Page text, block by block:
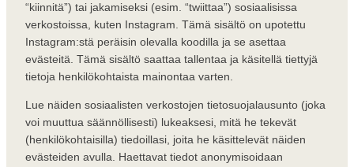
“kiinnitä”) tai jakamiseksi (esim. “twiittaa”) sosiaalisissa
verkostoissa, kuten Instagram. Tämä sisältö on upotettu
Instagram:stä peräisin olevalla koodilla ja se asettaa
evästeitä. Tämä sisältö saattaa tallentaa ja käsitellä tiettyjä
tietoja henkilökohtaista mainontaa varten.
Lue näiden sosiaalisten verkostojen tietosuojalausunto (joka
voi muuttua säännöllisesti) lukeaksesi, mitä he tekevät
(henkilökohtaisilla) tiedoillasi, joita he käsittelevät näiden
evästeiden avulla. Haettavat tiedot anonymisoidaan